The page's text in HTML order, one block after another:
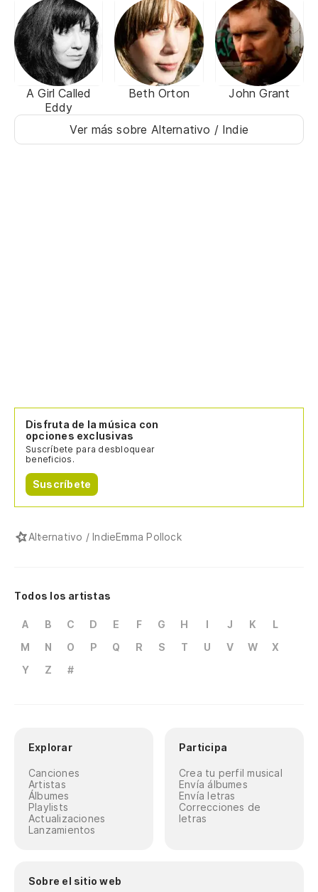
A Girl Called
Eddy
Beth Orton John Grant
Ver más sobre Alternativo / Indie
Disfruta de la música con
opciones exclusivas
Suscríbete para desbloquear
beneficios.
Suscríbete
Alternativo / IndieEmma Pollock
Todos los artistas
A B C D E F G H I J K
L
M
N O P Q R S T U V W
X
Y
Z #
Explorar
Canciones
Artistas
Álbumes
Playlists
Actualizaciones
Lanzamientos
Participa
Crea tu perfil musical
Envía álbumes
Envía letras
Correcciones de
letras
Sobre el sitio web